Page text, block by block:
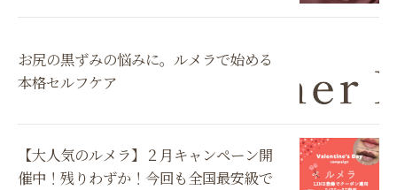
お尻の黒ずみの悩みに。ルメラで始める
本格セルフケア
【大人気のルメラ】２月キャンペーン開
催中！残りわずか！今回も全国最安級で